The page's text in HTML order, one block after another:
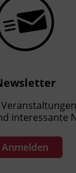
interessante
Anmelden